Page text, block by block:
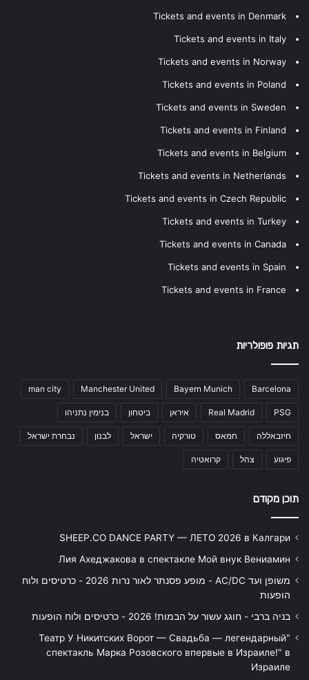
Tickets and events in Denmark
Tickets and events in Italy
Tickets and events in Norway
Tickets and events in Poland
Tickets and events in Sweden
Tickets and events in Finland
Tickets and events in Belgium
Tickets and events in Netherlands
Tickets and events in Czech Republic
Tickets and events in Turkey
Tickets and events in Canada
Tickets and events in Spain
Tickets and events in France
תגיות פופולריות
Barcelona
Bayern Munich
Manchester United
man city
PSG
Real Madrid איראן ביטחון בנימין נתניהו
חיזבאללה חמאס טורקיה ישראל לבנון נבחרת ישראל
פיגוע צהל קרואטיה
תוכן מקודם
SHEEP.CO DANCE PARTY — ЛЕТО 2026 в Калгари
Лия Ахеджакова в спектакле Мой внук Вениамин
משופן ועד AC/DC - מופע פסנתר לאור נרות 2026 - כרטיסים ולוח
הופעות
בניה ברבי - חוגג עשור על הבמות! 2026 - כרטיסים ולוח הופעות
"Театр У Никитских Ворот — Свадьба — легендарный
спектакль Марка Розовского впервые в Израиле!" в
Израиле